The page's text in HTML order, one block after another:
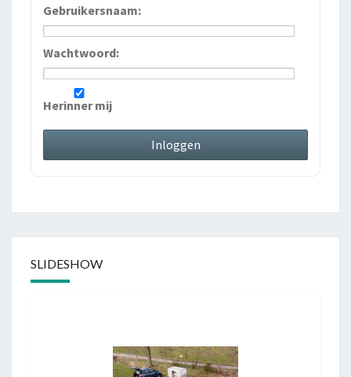
Gebruikersnaam:
Wachtwoord:
Herinner mij
SLIDESHOW